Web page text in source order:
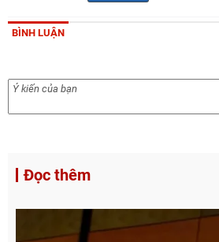
BÌNH LUẬN
Đọc thêm